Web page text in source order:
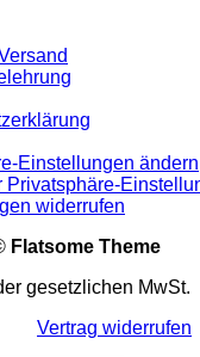
Einstellungen ändern
Privatsphäre-
widerrufen
Flatsome Theme
gesetzlichen MwSt.
Vertrag widerrufen